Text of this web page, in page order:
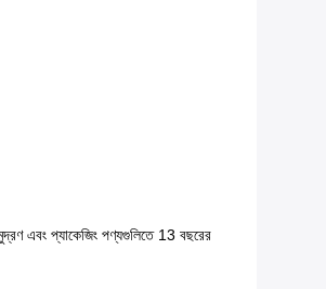
এবং প্যাকেজিং পণ্যগুলিতে 13 বছরের